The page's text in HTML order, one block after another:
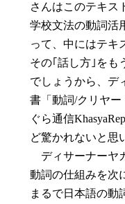
さんはこのテキス
学校文法の動詞活
って、中にはテキ
その｢話し方｣をも
でしょうから、デ
書「動詞/クリヤ
ぐら通信
ど驚かれないと思
ディサーナーヤ
動詞の仕組みを次
まるで日本語の動